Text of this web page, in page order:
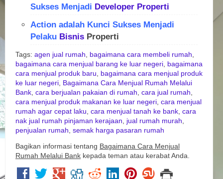
Sukses Menjadi Developer Properti
Action adalah Kunci Sukses Menjadi
Pelaku Bisnis Properti
Tags: agen jual rumah bagaimana cara membeli rumah
bagaimana cara menjual barang ke luar negeri bagaimana
cara menjual produk baru
bagaimana cara menjual produk
ke luar negeri Bagaimana Cara Menjual Rumah Melalui
Bank cara berjualan pakaian di rumah cara jual rumah
cara menjual produk makanan ke luar negeri cara menjual
rumah agar cepat laku cara menjual tanah ke bank cara
nak jual rumah pinjaman kerajaan
jual rumah murah
penjualan rumah semak harga pasaran rumah
Bagikan informasi tentang Bagaimana Cara Menjual
Rumah Melalui Bank kepada teman atau kerabat Anda.